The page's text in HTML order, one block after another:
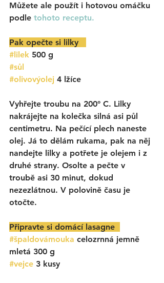
Můžete ale použít i hotovou omáčku
podle tohoto receptu.
Pak opečte si lilky
#lilek 500 g
#sůl
#olivovýolej 4 lžíce
Vyhřejte troubu na 200° C. Lilky
nakrájejte na kolečka silná asi půl
centimetru. Na pečící plech naneste
olej. Já to dělám rukama, pak na něj
nandejte lilky a potřete je olejem i z
druhé strany. Osolte a pečte v
troubě asi 30 minut, dokud
nezezlátnou. V polovině času je
otočte.
Připravte si domácí lasagne
#špaldovámouka celozrnná jemně
mletá 300 g
#vejce 3 kusy